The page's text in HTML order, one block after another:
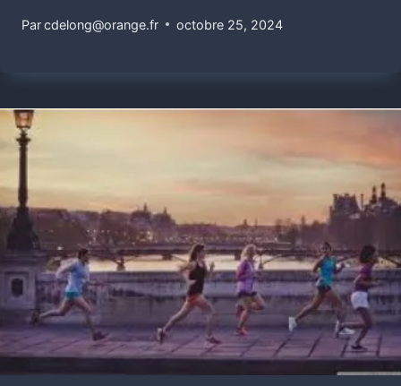
Parcdelong@orange.fr octobre 25, 2024